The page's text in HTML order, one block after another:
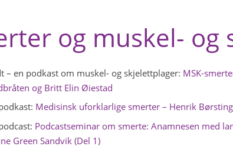
og muskel- og
– en podkast om muskel- og skjelettplager: MSK-
og Britt Elin Øiestad
Medisinsk uforklarlige smerter – Henrik
Podcastseminar om smerte: Anamnesen med
Green Sandvik (Del 1)